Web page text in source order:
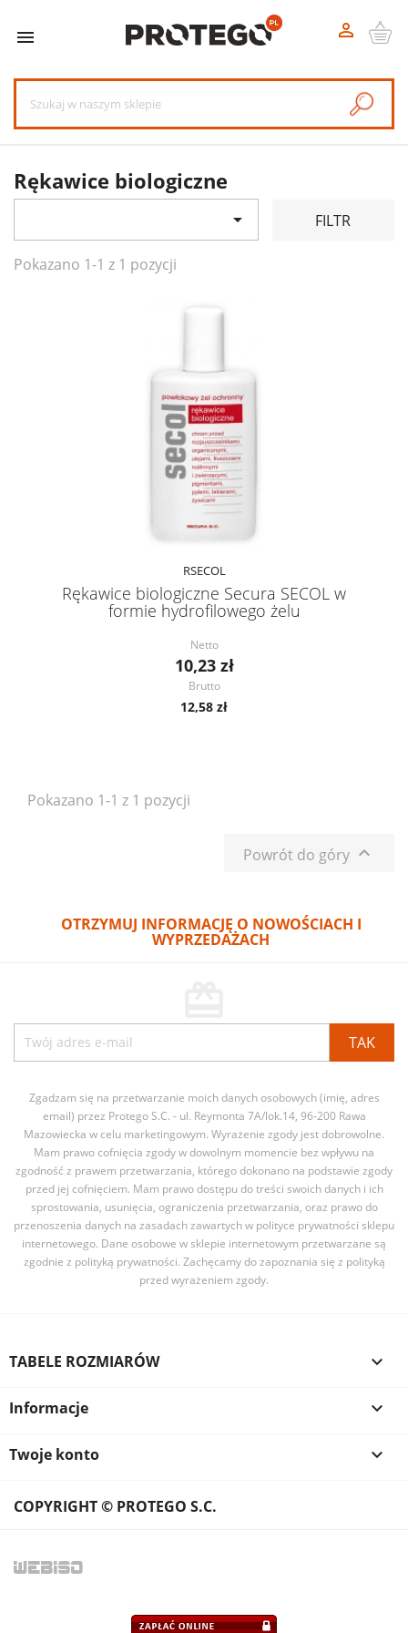
 
Rękawice biologiczne
 FILTR
Pokazano 1-1 z 1 pozycji
RSECOL
Rękawice biologiczne Secura SECOL w
formie hydrofilowego żelu
Netto
10,23 zł
Brutto
12,58 zł
Pokazano 1-1 z 1 pozycji
Powrót do góry 
OTRZYMUJ INFORMACJĘ O NOWOŚCIACH I
WYPRZEDAŻACH
Zgadzam się na przetwarzanie moich danych osobowych (imię, adres
email) przez Protego S.C. - ul. Reymonta 7A/lok.14, 96-200 Rawa
Mazowiecka w celu marketingowym. Wyrażenie zgody jest dobrowolne.
Mam prawo cofnięcia zgody w dowolnym momencie bez wpływu na
zgodność z prawem przetwarzania, którego dokonano na podstawie zgody
przed jej cofnięciem. Mam prawo dostępu do treści swoich danych i ich
sprostowania, usunięcia, ograniczenia przetwarzania, oraz prawo do
przenoszenia danych na zasadach zawartych w polityce prywatności sklepu
internetowego. Dane osobowe w sklepie internetowym przetwarzane są
zgodnie z polityką prywatności. Zachęcamy do zapoznania się z polityką
przed wyrażeniem zgody.
TABELE ROZMIARÓW 
Informacje 
Twoje konto 
COPYRIGHT © PROTEGO S.C.
WEBISO